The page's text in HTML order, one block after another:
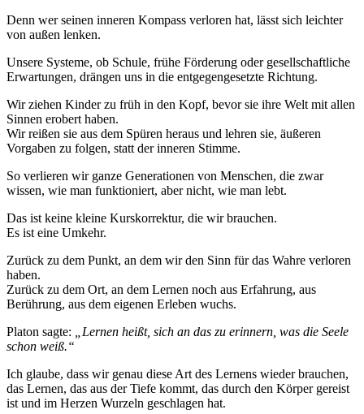
Denn wer seinen inneren Kompass verloren hat, lässt sich leichter
von außen lenken.
Unsere Systeme, ob Schule, frühe Förderung oder gesellschaftliche
Erwartungen, drängen uns in die entgegengesetzte Richtung.
Wir ziehen Kinder zu früh in den Kopf, bevor sie ihre Welt mit allen
Sinnen erobert haben.
Wir reißen sie aus dem Spüren heraus und lehren sie, äußeren
Vorgaben zu folgen, statt der inneren Stimme.
So verlieren wir ganze Generationen von Menschen, die zwar
wissen, wie man funktioniert, aber nicht, wie man lebt.
Das ist keine kleine Kurskorrektur, die wir brauchen.
Es ist eine Umkehr.
Zurück zu dem Punkt, an dem wir den Sinn für das Wahre verloren
haben.
Zurück zu dem Ort, an dem Lernen noch aus Erfahrung, aus
Berührung, aus dem eigenen Erleben wuchs.
Platon sagte:
„Lernen heißt, sich an das zu erinnern, was die Seele
schon weiß.“
Ich glaube, dass wir genau diese Art des Lernens wieder brauchen,
das Lernen, das aus der Tiefe kommt, das durch den Körper gereist
ist und im Herzen Wurzeln geschlagen hat.